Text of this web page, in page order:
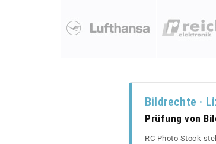
Bildrechte ·
Prüfung von
RC Photo Stock